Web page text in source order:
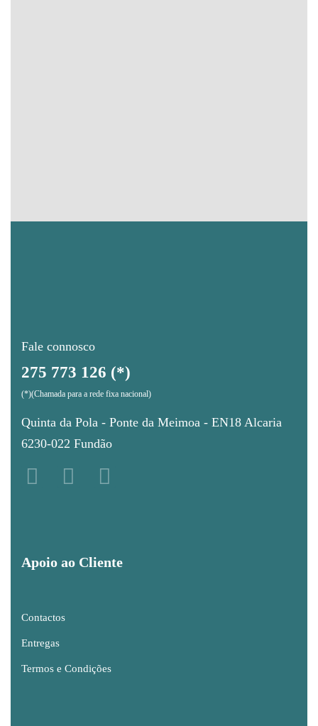
Fale connosco
275 773 126 (*)
(*)(Chamada para a rede fixa nacional)
Quinta da Pola - Ponte da Meimoa - EN18 Alcaria
6230-022 Fundão
Apoio ao Cliente
Contactos
Entregas
Termos e Condições